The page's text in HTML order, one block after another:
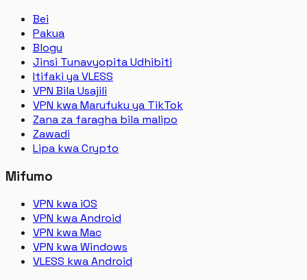
Bei
Pakua
Blogu
Jinsi Tunavyopita Udhibiti
Itifaki ya VLESS
VPN Bila Usajili
VPN kwa Marufuku ya TikTok
Zana za faragha bila malipo
Zawadi
Lipa kwa Crypto
Mifumo
VPN kwa iOS
VPN kwa Android
VPN kwa Mac
VPN kwa Windows
VLESS kwa Android